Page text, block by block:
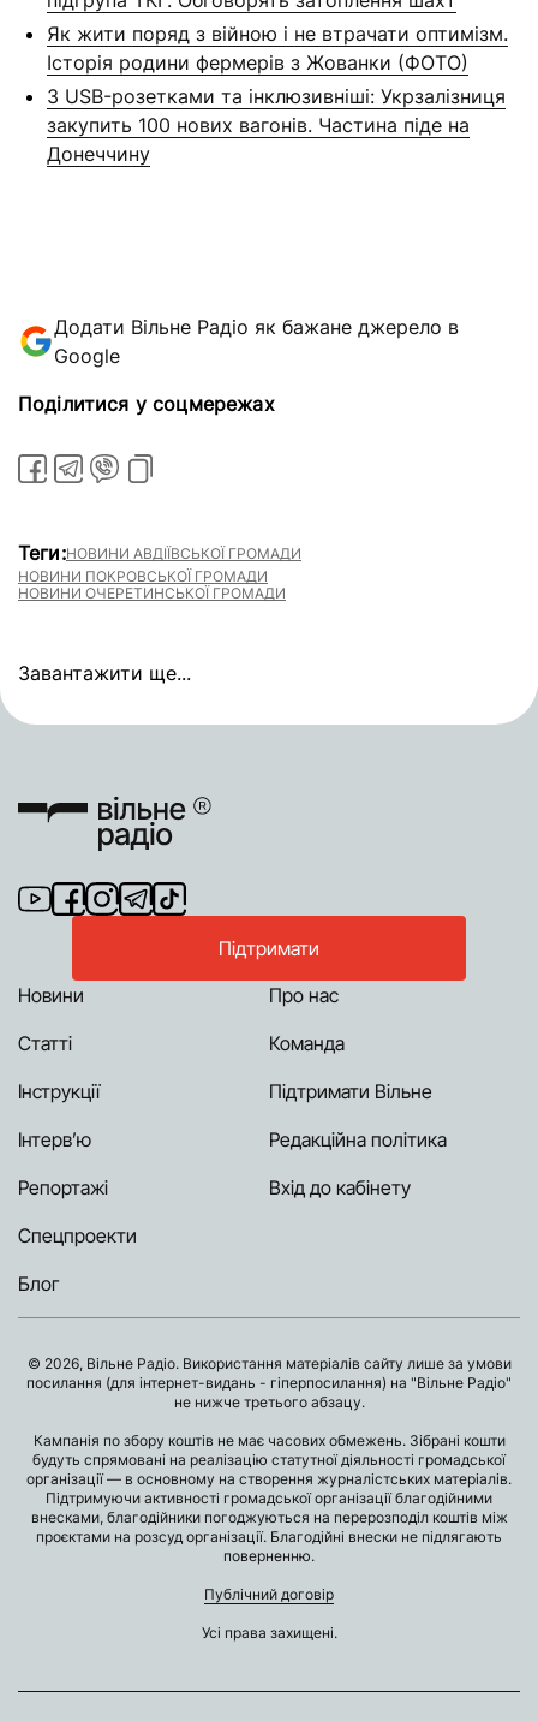
Як жити поряд з війною і не втрачати оптимізм.
Історія родини фермерів з Жованки (ФОТО)
З USB-розетками та інклюзивніші: Укрзалізниця
закупить 100 нових вагонів. Частина піде на
Донеччину
Додати Вільне Радіо як бажане джерело в
Google
Поділитися у соцмережах
Теги:НОВИНИ АВДІЇВСЬКОЇ ГРОМАДИ
НОВИНИ ПОКРОВСЬКОЇ ГРОМАДИ
НОВИНИ ОЧЕРЕТИНСЬКОЇ ГРОМАДИ
Завантажити ще...
Підтримати
Новини
Статті
Інструкції
Інтерв’ю
Репортажі
Спецпроекти
Блог
Про нас
Команда
Підтримати Вільне
Редакційна політика
Вхід до кабінету
© 2026, Вільне Радіо. Використання матеріалів сайту лише за умови
посилання (для інтернет-видань - гіперпосилання) на "Вільне Радіо"
не нижче третього абзацу.
Кампанія по збору коштів не має часових обмежень. Зібрані кошти
будуть спрямовані на реалізацію статутної діяльності громадської
організації — в основному на створення журналістських матеріалів.
Підтримуючи активності громадської організації благодійними
внесками, благодійники погоджуються на перерозподіл коштів між
проєктами на розсуд організації. Благодійні внески не підлягають
поверненню.
Публічний договір
Усі права захищені.